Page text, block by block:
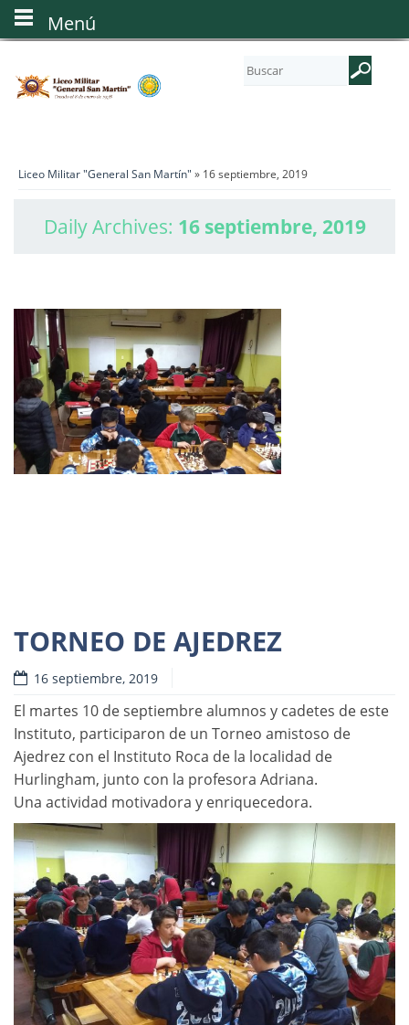
Liceo Militar "General San Martín" » 16 septiembre, 2019
Daily Archives: 16 septiembre, 2019
Read more
TORNEO DE AJEDREZ
16 septiembre, 2019
El martes 10 de septiembre alumnos y cadetes de este
Instituto, participaron de un Torneo amistoso de
Ajedrez con el Instituto Roca de la localidad de
Hurlingham, junto con la profesora Adriana.
Una actividad motivadora y enriquecedora.
Menú